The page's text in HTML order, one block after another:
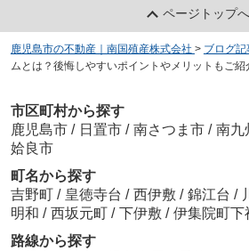
ページトップへ
鹿児島市の不動産｜南国殖産株式会社 > ブログ
ムとは？後悔しやすいポイントやメリットもご紹
市区町村から探す
鹿児島市 / 日置市 / 南さつま市 / 南九
姶良市
町名から探す
吉野町 / 皇徳寺台 / 西伊敷 / 錦江台 /
明和 / 西坂元町 / 下伊敷 / 伊集院町下
路線から探す